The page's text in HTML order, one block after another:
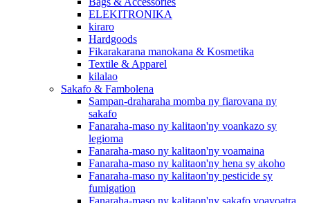
ELEKITRONIKA
kiraro
Hardgoods
Fikarakarana manokana & Kosmetika
Textile & Apparel
kilalao
Sakafo & Fambolena
Sampan-draharaha momba ny fiarovana ny
sakafo
Fanaraha-maso ny kalitaon'ny voankazo sy
legioma
Fanaraha-maso ny kalitaon'ny voamaina
Fanaraha-maso ny kalitaon'ny hena sy akoho
Fanaraha-maso ny kalitaon'ny pesticide sy
fumigation
Fanaraha-maso ny kalitaon'ny sakafo voavoatra